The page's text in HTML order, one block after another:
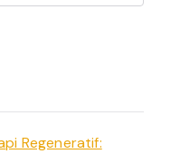
Regeneratif: